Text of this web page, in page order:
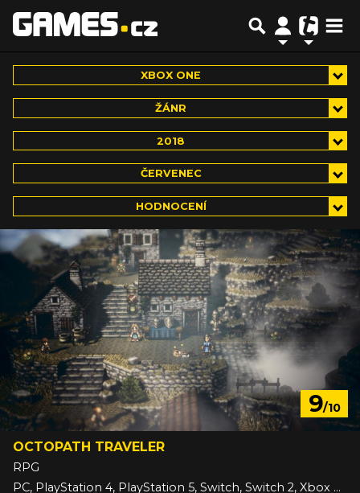
XBOX ONE
ŽÁNR
2018
ČERVENEC
HODNOCENÍ
9/10
OCTOPATH TRAVELER
RPG
PC, PlayStation 4, PlayStation 5, Switch, Switch 2, Xbox One